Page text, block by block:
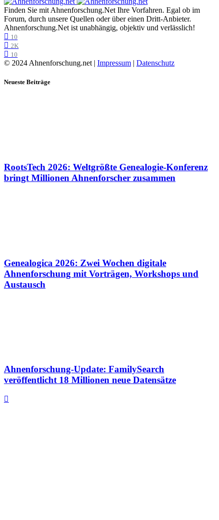
Finden Sie mit Ahnenforschung.Net Ihre Vorfahren. Egal ob im
Forum, durch unsere Quellen oder über einen Dritt-Anbieter.
Ahnenforschung.Net ist unabhängig, objektiv und verlässlich!
10
2K
10
© 2024 Ahnenforschung.net | Impressum | Datenschutz
Neueste Beiträge
RootsTech 2026: Weltgrößte Genealogie-Konferenz
bringt Millionen Ahnenforscher zusammen
Genealogica 2026: Zwei Wochen digitale
Ahnenforschung mit Vorträgen, Workshops und
Austausch
Ahnenforschung-Update: FamilySearch
veröffentlicht 18 Millionen neue Datensätze